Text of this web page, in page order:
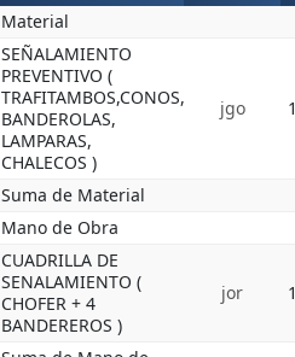
Material
SEÑALAMIENTO
PREVENTIVO (
TRAFITAMBOS,CONOS,
BANDEROLAS,
LAMPARAS,
CHALECOS )
jgo
Suma de Material
Mano de Obra
CUADRILLA DE
SENALAMIENTO (
CHOFER + 4
BANDEREROS )
jor